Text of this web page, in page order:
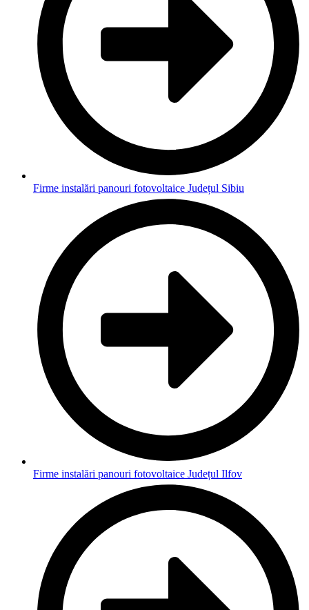
Firme instalări panouri fotovoltaice Județul Sibiu
Firme instalări panouri fotovoltaice Județul Ilfov